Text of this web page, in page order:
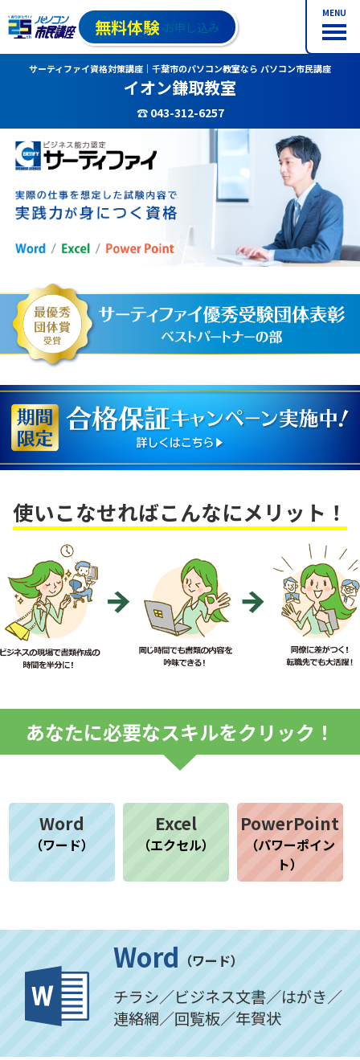
MENU
無料体験 お申し込み
サーティファイ資格対策講座｜千葉市のパソコン教室なら パソコン市民講座
イオン鎌取教室
☎ 043-312-6257
使いこなせればこんなにメリット！
あなたに必要なスキルをクリック！
Word
（ワード）
Excel
（エクセル）
PowerPoint
（パワーポイン
ト）
Word （ワード）
チラシ／ビジネス文書／はがき／
連絡網／回覧板／年賀状